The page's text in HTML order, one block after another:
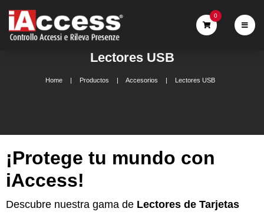
0
Lectores USB
Home Productos Accesorios Lectores USB
¡Protege tu mundo con
iAccess!
Descubre nuestra gama de Lectores de Tarjetas